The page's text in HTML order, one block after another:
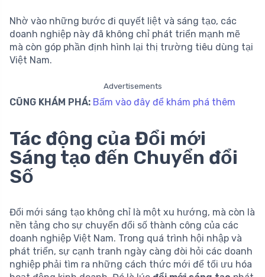
Nhờ vào những bước đi quyết liệt và sáng tạo, các
doanh nghiệp này đã không chỉ phát triển mạnh mẽ
mà còn góp phần định hình lại thị trường tiêu dùng tại
Việt Nam.
Advertisements
CŨNG KHÁM PHÁ: Bấm vào đây để khám phá thêm
Tác động của Đổi mới
Sáng tạo đến Chuyển đổi
Số
Đổi mới sáng tạo không chỉ là một xu hướng, mà còn là
nền tảng cho sự chuyển đổi số thành công của các
doanh nghiệp Việt Nam. Trong quá trình hội nhập và
phát triển, sự cạnh tranh ngày càng đòi hỏi các doanh
nghiệp phải tìm ra những cách thức mới để tối ưu hóa